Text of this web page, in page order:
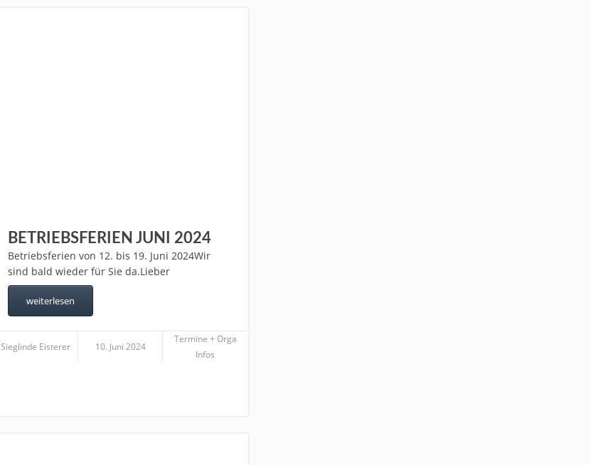
BETRIEBSFERIEN JUNI 2024
Betriebsferien von 12. bis 19. Juni 2024Wir
sind bald wieder für Sie da.Lieber
weiterlesen
Sieglinde Eisterer 10. Juni 2024
Termine + Orga
Infos